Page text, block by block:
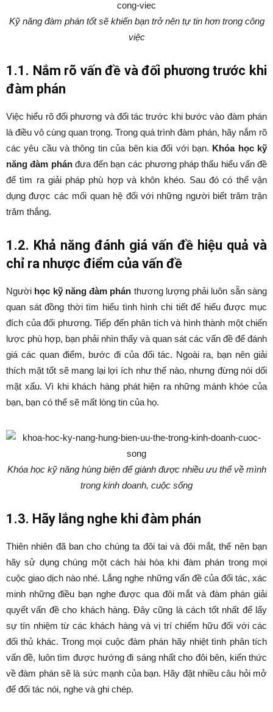
Kỹ năng đàm phán tốt sẽ khiến bạn trở nên tự tin hơn trong công
việc
1.1. Nắm rõ vấn đề và đối phương trước khi
đàm phán
Việc hiểu rõ đối phương và đối tác trước khi bước vào đàm phán
là điều vô cùng quan trọng. Trong quá trình đàm phán, hãy nắm rõ
các yêu cầu và thông tin của bên kia đối với bạn. Khóa học kỹ
năng đàm phán đưa đến bạn các phương pháp thấu hiểu vấn đề
để tìm ra giải pháp phù hợp và khôn khéo. Sau đó có thể vận
dụng được các mối quan hệ đối với những người biết trăm trận
trăm thắng.
1.2. Khả năng đánh giá vấn đề hiệu quả và
chỉ ra nhược điểm của vấn đề
Người học kỹ năng đàm phán thương lượng phải luôn sẵn sàng
quan sát đồng thời tìm hiểu tình hình chi tiết để hiểu được mục
đích của đối phương. Tiếp đến phân tích và hình thành một chiến
lược phù hợp, bạn phải nhìn thấy và quan sát các vấn đề để đánh
giá các quan điểm, bước đi của đối tác. Ngoài ra, bạn nên giải
thích mặt tốt sẽ mang lại lợi ích như thế nào, nhưng đừng nói dối
mặt xấu. Vì khi khách hàng phát hiện ra những mánh khóe của
bạn, bạn có thể sẽ mất lòng tin của họ.
Khóa học kỹ năng hùng biện để giành được nhiều ưu thế về mình
trong kinh doanh, cuộc sống
1.3. Hãy lắng nghe khi đàm phán
Thiên nhiên đã ban cho chúng ta đôi tai và đôi mắt, thế nên bạn
hãy sử dụng chúng một cách hài hòa khi đàm phán trong mọi
cuộc giao dịch nào nhé. Lắng nghe những vấn đề của đối tác, xác
minh những điều bạn nghe được qua đôi mắt và đàm phán giải
quyết vấn đề cho khách hàng. Đây cũng là cách tốt nhất để lấy
sự tín nhiệm từ các khách hàng và vị trí chiếm hữu đối với các
đối thủ khác. Trong mọi cuộc đàm phán hãy nhiệt tình phân tích
vấn đề, luôn tìm được hướng đi sáng nhất cho đôi bên, kiến thức
về đàm phán sẽ là sức mạnh của bạn. Hãy đặt nhiều câu hỏi mở
để đối tác nói, nghe và ghi chép.